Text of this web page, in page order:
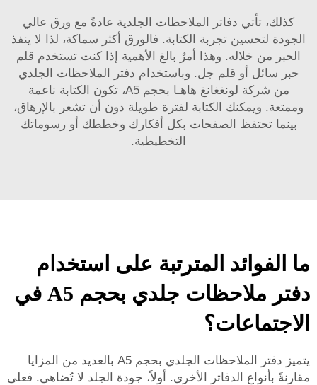
كذلك، تأتي دفاتر الملاحظات الجلدية عادةً مع ورق عالي
الجودة لتحسين تجربة الكتابة. فالورق أكثر سماكة، لذا لا ينفذ
الحبر من خلاله. وهذا أمرٌ بالغ الأهمية إذا كنت تستخدم قلم
حبر سائل أو قلم جل. وباستخدام دفتر الملاحظات الجلدي
من شركة لونغغانغ هاهـا بحجم A5، تكون الكتابة ناعمة
وممتعة. ويمكنك الكتابة لفترة طويلة دون أن تشعر بالإرهاق،
بينما تحتفظ الصفحات بكل أفكارك وخططك أو رسوماتك
التخطيطية.
ما الفوائد المترتبة على استخدام
دفتر ملاحظات جلدي بحجم A5 في
الاجتماعات؟
يتميز دفتر الملاحظات الجلدي بحجم A5 بالعديد من المزايا
مقارنةً بأنواع الدفاتر الأخرى. أولاً، جودة الجلد لا تُضاهى. فعلى